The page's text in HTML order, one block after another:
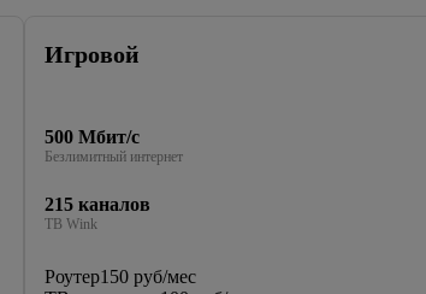
Игровой
500 Мбит/с
Безлимитный интернет
215 каналов
ТВ Wink
Роутер150 руб/мес